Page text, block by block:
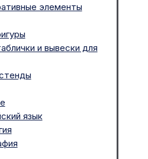
элементы
и вывески для
язык